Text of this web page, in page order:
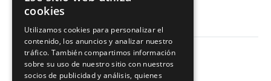
cookies
Utilizamos cookies para personalizar el
contenido, los anuncios y analizar nuestro
tráfico. También compartimos información
sobre su uso de nuestro sitio con nuestros
socios de publicidad y análisis, quienes